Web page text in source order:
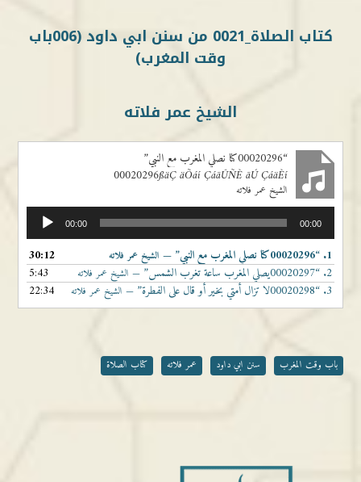
كتاب الصلاة_0021 من سنن ابي داود (006باب
وقت المغرب)
الشيخ عمر فلاته
“00020296كنا نصلي المغرب مع النبي”
00020296ßäÇ äÕáí ÇáãÛÑÈ ãÚ ÇáäÈí
الشيخ عمر فلاته
الصوت
00:00 00:00
1. “00020296كنا نصلي المغرب مع النبي” — الشيخ عمر فلاته
30:12
2. “00020297يصلي المغرب ساعة تغرب الشمس” — الشيخ عمر فلاته
5:43
3. “00020298لا تزال أمتي بخير أو قال على الفطرة” — الشيخ عمر فلاته 22:34
باب وقت المغرب سنن ابي داود عمر فلاته كتاب الصلاة